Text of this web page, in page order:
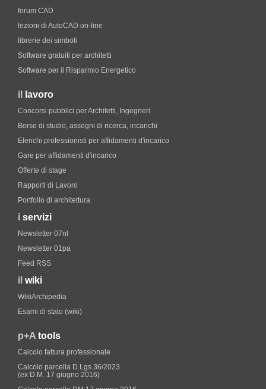
forum CAD
lezioni di AutoCAD on-line
librerie dei simboli
Software gratuiti per architetti
Software per il Risparmio Energetico
il lavoro
Concorsi pubblici per Architetti, Ingegneri
Borse di studio, assegni di ricerca, incarichi
Elenchi professionisti per affidamenti d'incarico
Gare per affidamenti d'incarico
Offerte di stage
Rapporti di Lavoro
Portfolio di architettura
i servizi
Newsletter 07nl
Newsletter 01pa
Feed RSS
il wiki
WikiArchipedia
Esami di stato (wiki)
p+A tools
Calcolo fattura professionale
Calcolo parcella D.Lgs.36/2023
(ex D.M. 17 giugno 2016)